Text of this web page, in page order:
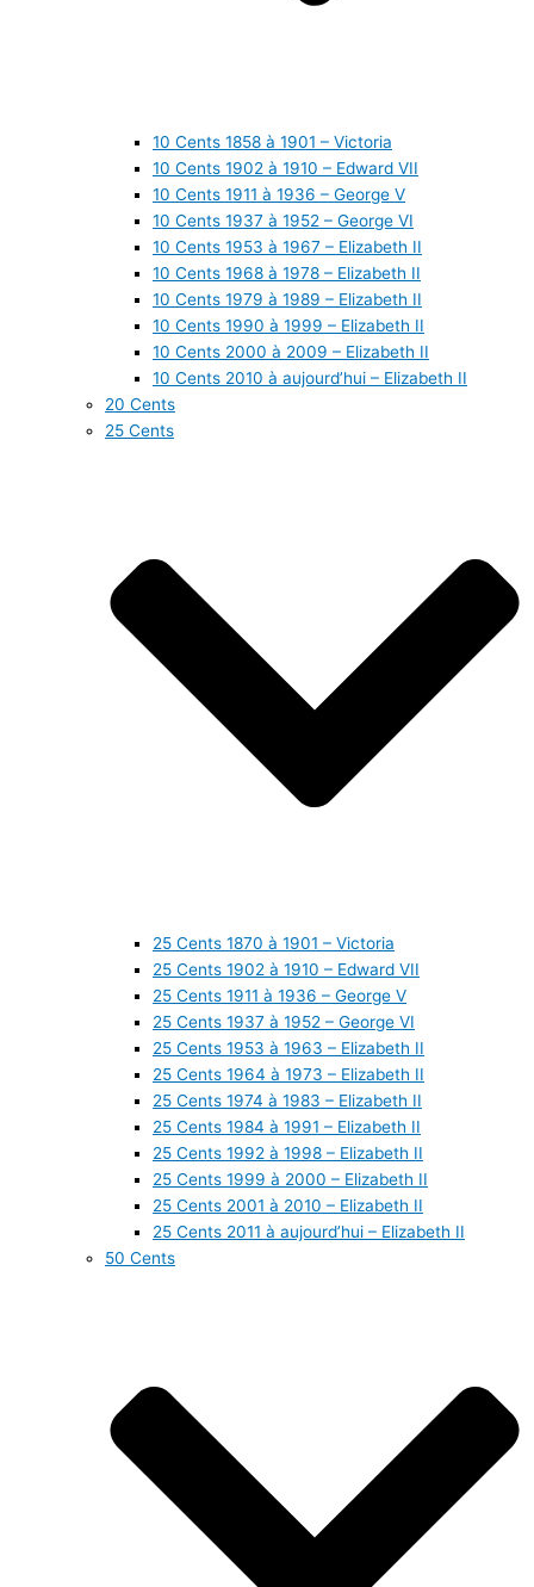
10 Cents 1858 à 1901 – Victoria
10 Cents 1902 à 1910 – Edward VII
10 Cents 1911 à 1936 – George V
10 Cents 1937 à 1952 – George VI
10 Cents 1953 à 1967 – Elizabeth II
10 Cents 1968 à 1978 – Elizabeth II
10 Cents 1979 à 1989 – Elizabeth II
10 Cents 1990 à 1999 – Elizabeth II
10 Cents 2000 à 2009 – Elizabeth II
10 Cents 2010 à aujourd’hui – Elizabeth II
20 Cents
25 Cents
25 Cents 1870 à 1901 – Victoria
25 Cents 1902 à 1910 – Edward VII
25 Cents 1911 à 1936 – George V
25 Cents 1937 à 1952 – George VI
25 Cents 1953 à 1963 – Elizabeth II
25 Cents 1964 à 1973 – Elizabeth II
25 Cents 1974 à 1983 – Elizabeth II
25 Cents 1984 à 1991 – Elizabeth II
25 Cents 1992 à 1998 – Elizabeth II
25 Cents 1999 à 2000 – Elizabeth II
25 Cents 2001 à 2010 – Elizabeth II
25 Cents 2011 à aujourd’hui – Elizabeth II
50 Cents